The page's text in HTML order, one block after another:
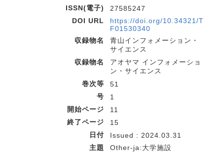
ISSN(電子)
27585247
DOI URL
https://doi.org/10.34321/T
F01530340
収録物名
青山インフォメーション・
サイエンス
収録物名
アオヤマ インフォメーショ
ン・サイエンス
巻次等
51
号
1
開始ページ
11
終了ページ
15
日付
Issued : 2024.03.31
主題
Other-ja:大学施設